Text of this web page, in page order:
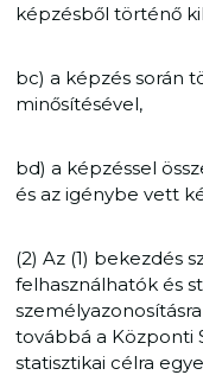
képzésből történő
bc) a képzés során
minősítésével,
bd) a képzéssel
és az igénybe vett
(2) Az (1) bekezdés
felhasználhatók és
továbbá a Központi
statisztikai célra